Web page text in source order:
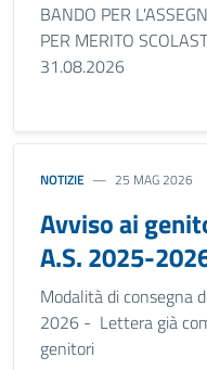
BANDO PER
PER MERITO
31.08.2026
NOTIZIE 25 MAG 2026
Avviso ai
A.S. 2025-
Modalità di consegna
2026 - Lettera già
genitori